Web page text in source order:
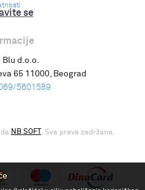
se
Blu d.o.o.
65 11000, Beograd
5601589
NB SOFT . Sva prava zadržana.